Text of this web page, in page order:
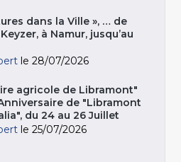
dans la Ville », … de
à Namur, jusqu’au
le 28/07/2026
agricole de Libramont"
de "Libramont
du 24 au 26 Juillet
le 25/07/2026